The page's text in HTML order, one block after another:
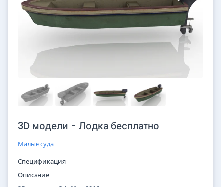
3D модели - Лодка бесплатно
Малые суда
Спецификация
Описание